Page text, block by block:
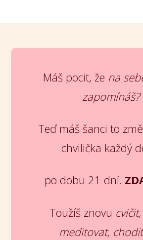
Máš pocit, že na
zapomínáš?
Teď máš šanci to
chvilička každý
po dobu 21 dní.
Toužíš znovu
meditovat,